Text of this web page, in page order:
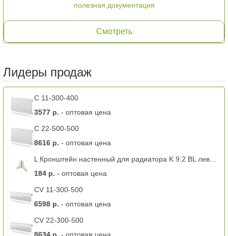
полезная документация
Смотреть
Лидеры продаж
C 11-300-400
3577 р. - оптовая цена
C 22-500-500
8616 р. - оптовая цена
184 р. - оптовая цена
CV 11-300-500
6598 р. - оптовая цена
CV 22-300-500